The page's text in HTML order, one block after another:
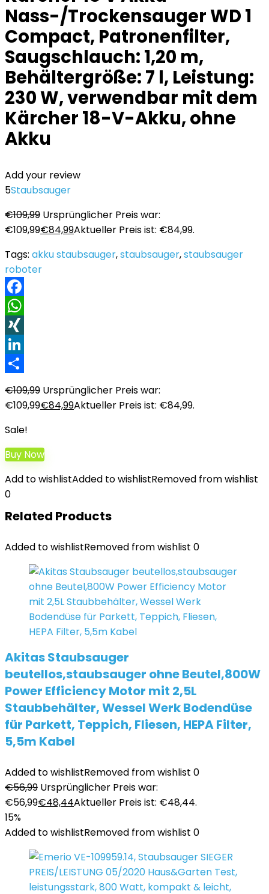
Nass-/Trockensauger WD 1
Compact, Patronenfilter,
Saugschlauch: 1,20 m,
Behältergröße: 7 l, Leistung:
230 W, verwendbar mit dem
Kärcher 18-V-Akku, ohne
Akku
Add your review
5Staubsauger
€109,99 Ursprünglicher Preis war:
€109,99€84,99Aktueller Preis ist: €84,99.
Tags: akku staubsauger,staubsauger,staubsauger
roboter
Facebook
WhatsApp
XING
LinkedIn
€109,99 Ursprünglicher Preis war:
€109,99€84,99Aktueller Preis ist: €84,99.
Sale!
Buy Now
Add to wishlistAdded to wishlistRemoved from wishlist
0
Related Products
Added to wishlistRemoved from wishlist 0
Akitas Staubsauger
beutellos,staubsauger ohne Beutel,800W
Power Efficiency Motor mit 2,5L
Staubbehälter, Wessel Werk Bodendüse
für Parkett, Teppich, Fliesen, HEPA Filter,
5,5m Kabel
Added to wishlistRemoved from wishlist 0
€56,99 Ursprünglicher Preis war:
€56,99€48,44Aktueller Preis ist: €48,44.
15%
Added to wishlistRemoved from wishlist 0